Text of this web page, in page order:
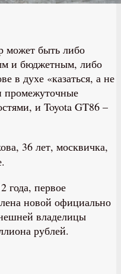
может быть либо
и бюджетным, либо
в духе «казаться, а не
и Toyota GT86 –
36 лет, москвичка,
года, первое
новой официально
владелицы
рублей.